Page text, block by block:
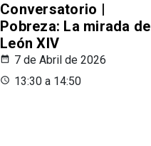
Conversatorio |
Pobreza: La mirada de
León XIV
7 de Abril de 2026
13:30 a 14:50